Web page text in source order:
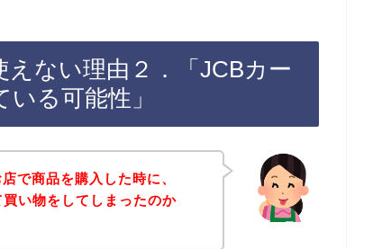
ない理由２．「JCBカー
る可能性」
で商品を購入した時に、
い物をしてしまったのか